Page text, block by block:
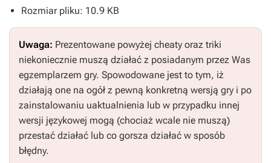
Rozmiar pliku: 10.9 KB
Uwaga: Prezentowane powyżej cheaty oraz triki
niekoniecznie muszą działać z posiadanym przez Was
egzemplarzem gry. Spowodowane jest to tym, iż
działają one na ogół z pewną konkretną wersją gry i po
zainstalowaniu uaktualnienia lub w przypadku innej
wersji językowej mogą (chociaż wcale nie muszą)
przestać działać lub co gorsza działać w sposób
błędny.